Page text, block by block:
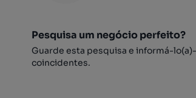
Pesquisa um negócio perfeito?
Guarde esta pesquisa e informá-
coincidentes.